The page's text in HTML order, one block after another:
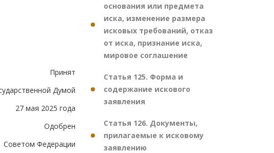
Принят
Думой
27 мая 2025 года
Одобрен
Советом Федерации
основания или предмета
иска, изменение размера
исковых требований, отказ
от иска, признание иска,
мировое соглашение
Статья 125. Форма и
содержание искового
заявления
Статья 126. Документы,
прилагаемые к исковому
заявлению